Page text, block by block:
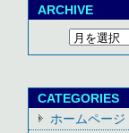
ARCHIVE
CATEGORIES
ホームページ